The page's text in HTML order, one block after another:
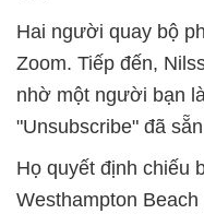
Hai người quay bộ
Zoom. Tiếp đến,
nhờ một người bạn
"Unsubscribe" đã
Họ quyết định chiếu
Westhampton